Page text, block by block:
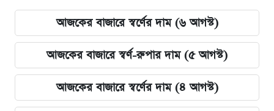
আজকের বাজারে স্বর্ণের দাম (৬ আগস্ট)
আজকের বাজারে স্বর্ণ-রুপার দাম (৫ আগস্ট)
আজকের বাজারে স্বর্ণের দাম (৪ আগস্ট)